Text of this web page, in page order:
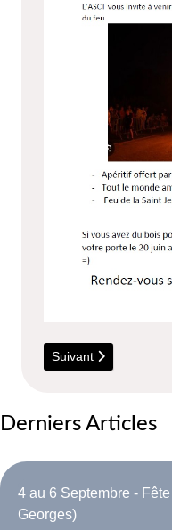
Article suivant : 8
Suivant
Derniers Articles
4 au 6 Septembre -
Georges)